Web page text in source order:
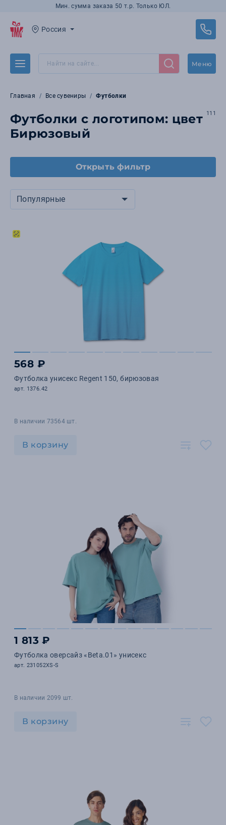
Мин. сумма заказа 50 т.р. Только ЮЛ.
Россия
Меню
Главная Все сувениры Футболки
Футболки с логотипом: цвет
Бирюзовый
111
Открыть фильтр
Популярные
568 ₽
Футболка унисекс Regent 150, бирюзовая
арт. 1376.42
В наличии 73564 шт.
В корзину
1 813 ₽
Футболка оверсайз «Beta.01» унисекс
арт. 231052XS-S
В наличии 2099 шт.
В корзину